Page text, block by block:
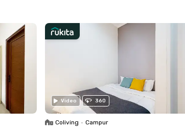
Video 360
Coliving • Campur